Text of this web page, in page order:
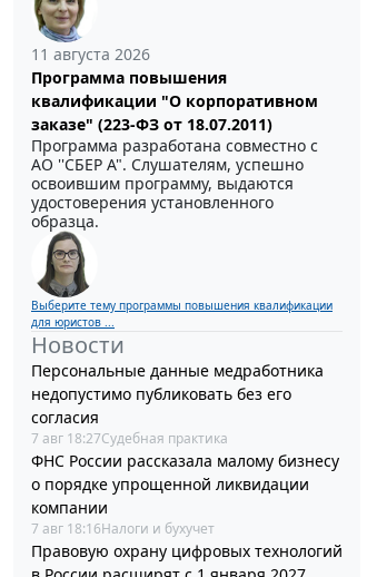
11 августа 2026
Программа повышения
квалификации "О корпоративном
заказе" (223-ФЗ от 18.07.2011)
Программа разработана совместно с
АО ''СБЕР А". Слушателям, успешно
освоившим программу, выдаются
удостоверения установленного
образца.
Выберите тему программы повышения квалификации
для юристов ...
Новости
Персональные данные медработника
недопустимо публиковать без его
согласия
7 авг 18:27Судебная практика
ФНС России рассказала малому бизнесу
о порядке упрощенной ликвидации
компании
7 авг 18:16Налоги и бухучет
Правовую охрану цифровых технологий